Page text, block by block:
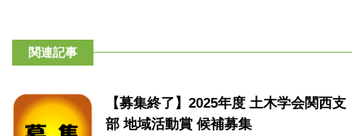
関連記事
【募集終了】2025年度 土木学会関西支
部 地域活動賞 候補募集